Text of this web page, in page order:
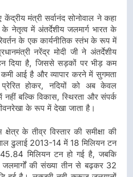
मंत्री सर्वानंद सोनोवाल ने कहा
के नेतृत्व में अंतर्देशीय जलमार्ग भारत के
के एक कार्यनीतिक स्तंभ के रूप में
नरेंद्र मोदी जी ने अंतर्देशीय
दिया है, जिससे सड़कों पर भीड़ कम
आई है और व्यापार करने में सुगमता
होकर, नदियों को अब केवल
बल्कि विकास, स्थिरता और संपर्क
के रूप में देखा जाता है।
के तीव्र विस्तार की समीक्षा की
माल ढुलाई 2013-14 में 18 मिलियन टन
मिलियन टन हो गई है, जबकि
जलमार्गों की संख्या तीन से बढ़कर 32